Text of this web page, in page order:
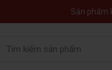
Sản phẩm